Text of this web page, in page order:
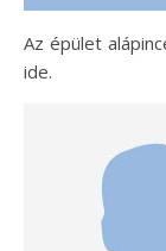
Az épület
ide.